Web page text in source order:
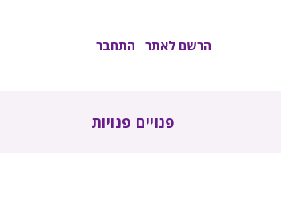
הרשם לאתר התחבר
פנויים פנויות